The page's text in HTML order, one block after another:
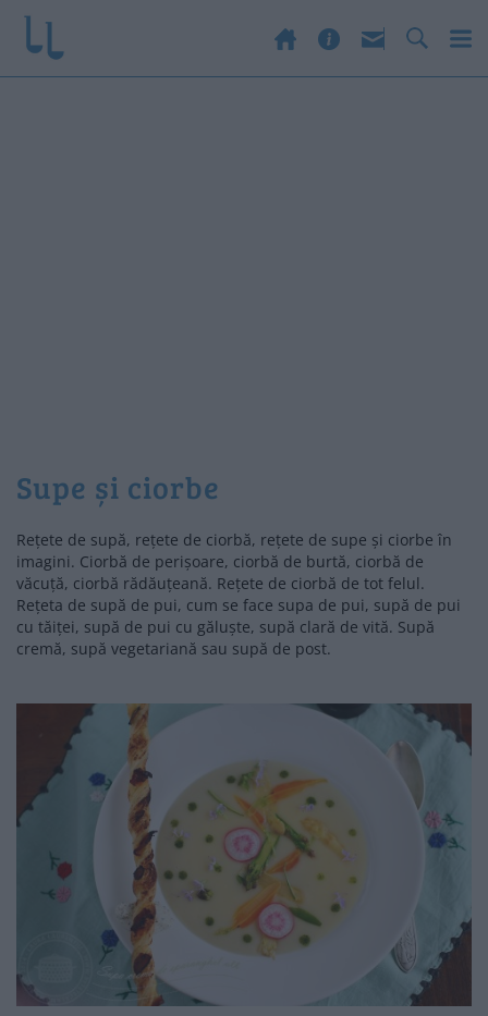
Supe și ciorbe
Rețete de supă, rețete de ciorbă, rețete de supe și ciorbe în
imagini. Ciorbă de perișoare, ciorbă de burtă, ciorbă de
văcuță, ciorbă rădăuțeană. Rețete de ciorbă de tot felul.
Rețeta de supă de pui, cum se face supa de pui, supă de pui
cu tăiței, supă de pui cu găluște, supă clară de vită. Supă
cremă, supă vegetariană sau supă de post.